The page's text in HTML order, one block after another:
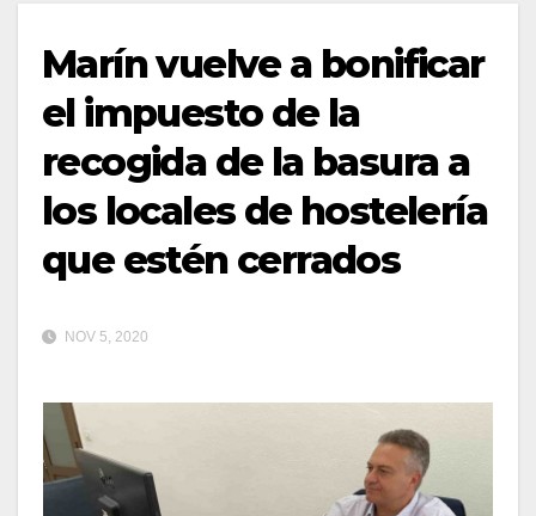
Marín vuelve a bonificar
el impuesto de la
recogida de la basura a
los locales de hostelería
que estén cerrados
NOV 5, 2020